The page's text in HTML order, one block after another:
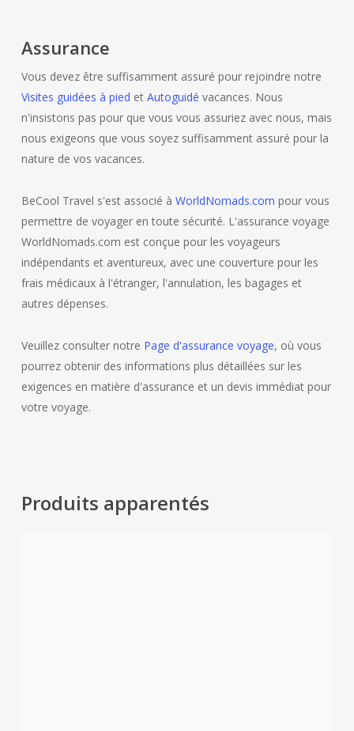
Assurance
Vous devez être suffisamment assuré pour rejoindre notre
Visites guidées à pied et Autoguidé vacances. Nous
n'insistons pas pour que vous vous assuriez avec nous, mais
nous exigeons que vous soyez suffisamment assuré pour la
nature de vos vacances.
BeCool Travel s'est associé à WorldNomads.com pour vous
permettre de voyager en toute sécurité. L'assurance voyage
WorldNomads.com est conçue pour les voyageurs
indépendants et aventureux, avec une couverture pour les
frais médicaux à l'étranger, l'annulation, les bagages et
autres dépenses.
Veuillez consulter notre Page d'assurance voyage, où vous
pourrez obtenir des informations plus détaillées sur les
exigences en matière d'assurance et un devis immédiat pour
votre voyage.
Produits apparentés